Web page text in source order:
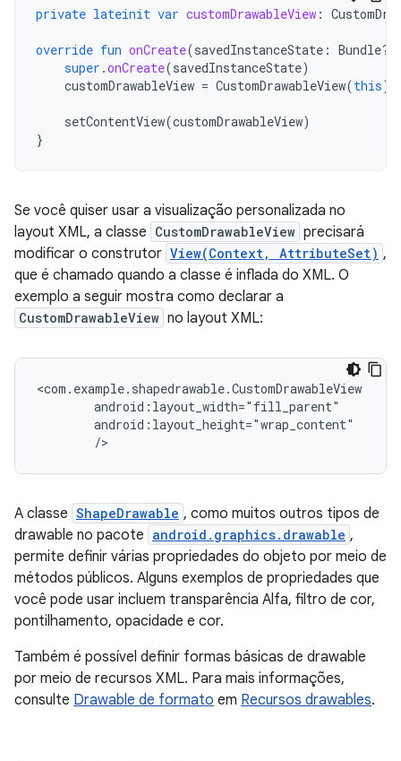
private lateinit var customDrawableView :
override fun onCreate(savedInstanceState : Bundle?)
super .onCreate(savedInstanceState)
customDrawableView = CustomDrawableView(this)
setContentView(customDrawableView)
}
Se você quiser usar a visualização personalizada no
layout XML, a classe CustomDrawableView precisará
modificar o construtor View(Context, AttributeSet) ,
que é chamado quando a classe é inflada do XML. O
exemplo a seguir mostra como declarar a
CustomDrawableView no layout XML:
/>
A classe ShapeDrawable , como muitos outros tipos de
drawable no pacote android.graphics.drawable ,
permite definir várias propriedades do objeto por meio de
métodos públicos. Alguns exemplos de propriedades que
você pode usar incluem transparência Alfa, filtro de cor,
pontilhamento, opacidade e cor.
Também é possível definir formas básicas de drawable
por meio de recursos XML. Para mais informações,
consulte Drawable de formato em Recursos drawables.